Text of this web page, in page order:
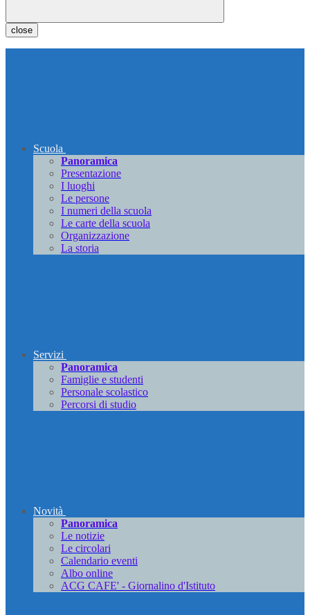
close
Scuola
Panoramica
Presentazione
I luoghi
Le persone
I numeri della scuola
Le carte della scuola
Organizzazione
La storia
Servizi
Panoramica
Famiglie e studenti
Personale scolastico
Percorsi di studio
Novità
Panoramica
Le notizie
Le circolari
Calendario eventi
Albo online
ACG CAFE' - Giornalino d'Istituto